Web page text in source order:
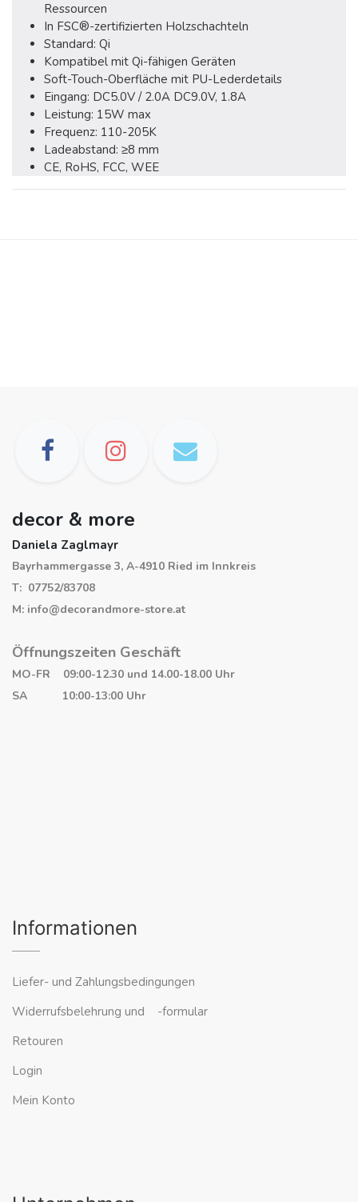
Ressourcen
In FSC®-zertifizierten Holzschachteln
Standard: Qi
Kompatibel mit Qi-fähigen Geräten
Soft-Touch-Oberfläche mit PU-Lederdetails
Eingang: DC5.0V / 2.0A DC9.0V, 1.8A
Leistung: 15W max
Frequenz: 110-205K
Ladeabstand: ≥8 mm
CE, RoHS, FCC, WEE
decor & more
Daniela Zaglmayr
Bayrhammergasse 3, A-4910 Ried im Innkreis
T: 07752/83708
M: info@decorandmore-store.at
Öffnungszeiten Geschäft
MO-FR 09:00-12.30 und 14.00-18.00 Uhr
SA 10:00-13:00 Uhr
Informationen
Liefer- und Zahlungsbedingungen
Widerrufsbelehrung und -formular
Retouren
Login
Mein Konto